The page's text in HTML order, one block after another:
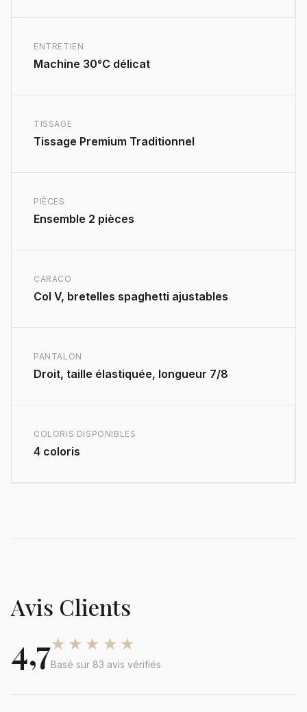
ENTRETIEN
Machine 30°C délicat
TISSAGE
Tissage Premium Traditionnel
PIÈCES
Ensemble 2 pièces
CARACO
Col V, bretelles spaghetti ajustables
PANTALON
Droit, taille élastiquée, longueur 7/8
COLORIS DISPONIBLES
4 coloris
Avis Clients
4,7★★★★★
Basé sur 83 avis vérifiés